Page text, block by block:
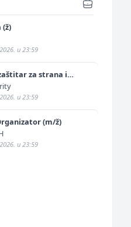
u 23:59
za strana i
(m/ž)
u 23:59
(m/ž)
u 23:59